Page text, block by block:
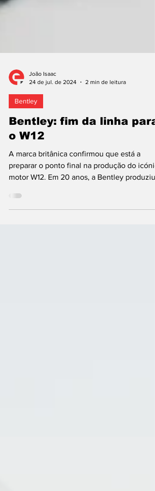
24 de jul. de 2024
Bentley
Bentley: fim da linha para
o W12
A marca britânica confirmou que está a
preparar o ponto final na produção do
motor W12. Em 20 anos, a Bentley produziu